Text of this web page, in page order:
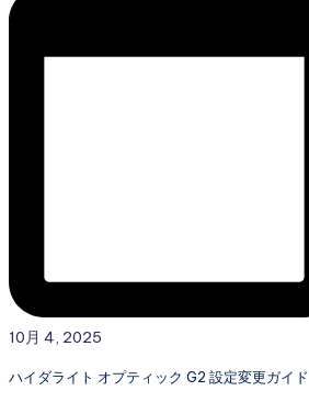
10月 4, 2025
ハイダライト オプティック G2 設定変更ガイド